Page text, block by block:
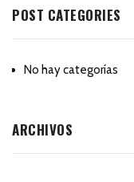
POST CATEGORIES
No hay categorías
ARCHIVOS